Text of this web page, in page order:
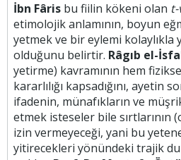
İbn Fâris bu fiilin kökeni olan
etimolojik anlamının, boyun
yetmek ve bir eylemi
olduğunu belirtir. Râgıb el-
yetirme) kavramının hem
kararlılığı kapsadığını, ayetin
ifadenin, münafıkların ve
etmek isteseler bile sırtlarının
izin vermeyeceği, yani bu
yitirecekleri yönündeki trajik